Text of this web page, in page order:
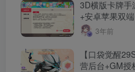
3D横版卡牌手
+安卓苹果双
建教程3年前
【口袋觉醒
营后台+GM授